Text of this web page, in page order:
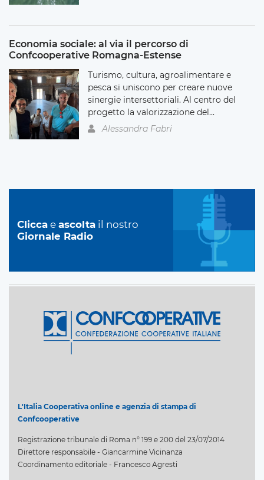
Economia sociale: al via il percorso di
Confcooperative Romagna-Estense
Turismo, cultura, agroalimentare e
pesca si uniscono per creare nuove
sinergie intersettoriali. Al centro del
progetto la valorizzazione del...
Alessandra Fabri
Clicca e ascolta il nostro
Giornale Radio
L'Italia Cooperativa online e agenzia di stampa di
Confcooperative
Registrazione tribunale di Roma n° 199 e 200 del 23/07/2014
Direttore responsabile - Giancarmine Vicinanza
Coordinamento editoriale - Francesco Agresti